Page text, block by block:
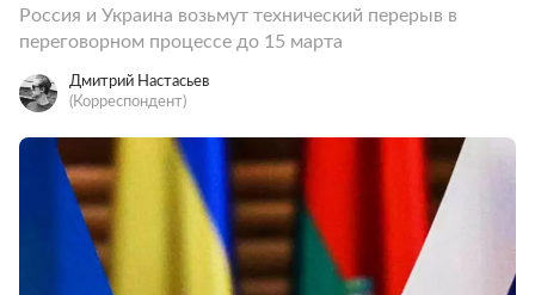
Россия и Украина возьмут технический перерыв в
переговорном процессе до 15 марта
Дмитрий Настасьев
(Корреспондент)